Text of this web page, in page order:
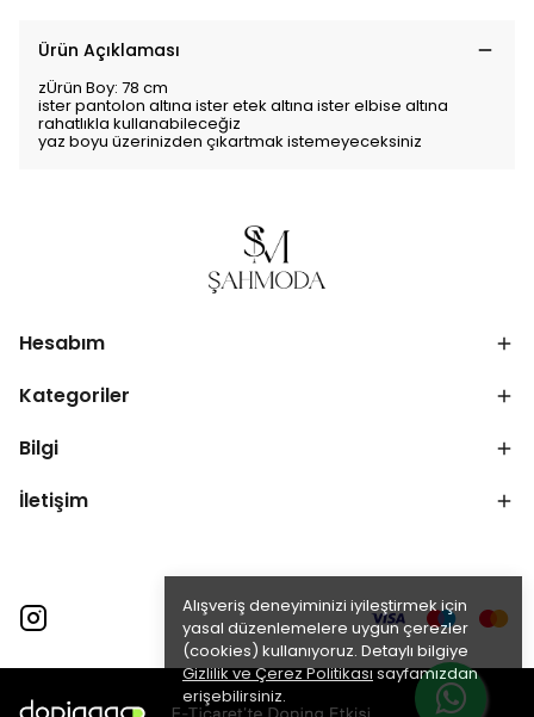
Alışveriş deneyiminizi iyileştirmek için
yasal düzenlemelere uygun çerezler
(cookies) kullanıyoruz. Detaylı bilgiye
Gizlilik ve Çerez Politikasısayfamızdan
erişebilirsiniz.
Ürün Açıklaması
zÜrün Boy: 78 cm
ister pantolon altına ister etek altına ister elbise altına
rahatlıkla kullanabileceğiz
yaz boyu üzerinizden çıkartmak istemeyeceksiniz
Hesabım
Kategoriler
Bilgi
İletişim